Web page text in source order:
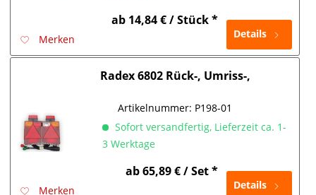
ab 14,84 € / Stück *
Merken Details
Radex 6802 Rück-, Umriss-,
Sofort versandfertig, Lieferzeit ca. 1-
3 Werktage
Artikelnummer: P198-01
ab 65,89 € / Set *
Merken Details